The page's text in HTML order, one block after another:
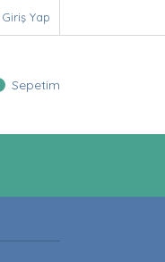
Giriş Yap
Sepetim